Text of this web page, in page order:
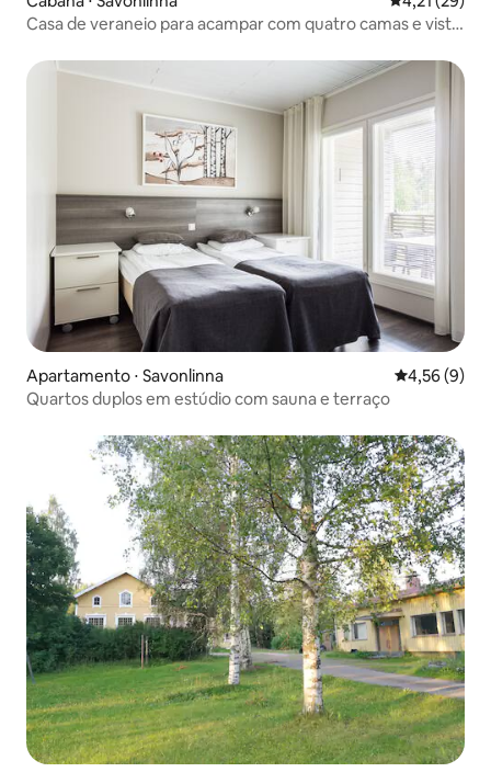
Casa de veraneio para acampar com quatro camas e vista
Apartamento ⋅ Savonlinna 4,56 de uma
4,56 (9)
Quartos duplos em estúdio com sauna e terraço